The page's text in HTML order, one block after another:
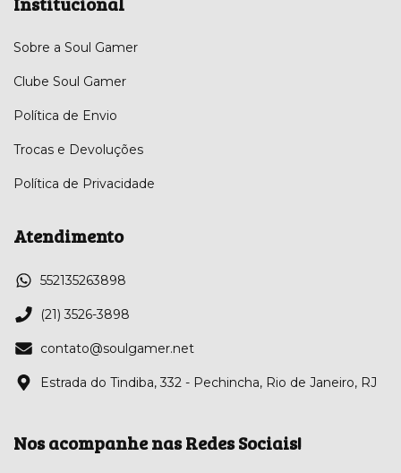
Sobre a Soul Gamer
Clube Soul Gamer
Política de Envio
Trocas e Devoluções
Política de Privacidade
Atendimento
552135263898
(21) 3526-3898
contato@soulgamer.net
Estrada do Tindiba, 332 - Pechincha, Rio de Janeiro, RJ
Nos acompanhe nas Redes Sociais!